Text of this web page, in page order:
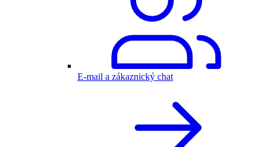
E-mail a zákaznický chat